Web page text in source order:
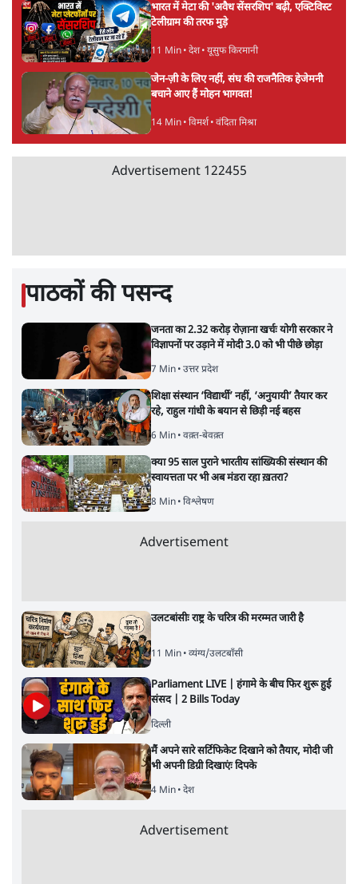
भारत में मेटा की 'अवैध सेंसरशिप' बढ़ी, एक्टिविस्ट
टेलीग्राम की तरफ मुड़े
11 Min• देश• यूसुफ किरमानी
जेन-ज़ी के लिए नहीं, संघ की राजनैतिक हेजेमनी
बचाने आए हैं मोहन भागवत!
14 Min• विमर्श• वंदिता मिश्रा
Advertisement 122455
पाठकों की पसन्द
जनता का 2.32 करोड़ रोज़ाना खर्चः योगी सरकार ने
विज्ञापनों पर उड़ाने में मोदी 3.0 को भी पीछे छोड़ा
7 Min• उत्तर प्रदेश
शिक्षा संस्थान ‘विद्यार्थी’ नहीं, ‘अनुयायी’ तैयार कर
रहे, राहुल गांधी के बयान से छिड़ी नई बहस
6 Min• वक़्त-बेवक़्त
क्या 95 साल पुराने भारतीय सांख्यिकी संस्थान की
स्वायत्तता पर भी अब मंडरा रहा ख़तरा?
8 Min• विश्लेषण
Advertisement
उलटबांसीः राष्ट्र के चरित्र की मरम्मत जारी है
11 Min• व्यंग्य/उलटबाँसी
Parliament LIVE | हंगामे के बीच फिर शुरू हुई
संसद | 2 Bills Today
दिल्ली
मैं अपने सारे सर्टिफिकेट दिखाने को तैयार, मोदी जी
भी अपनी डिग्री दिखाएंः दिपके
4 Min• देश
Advertisement